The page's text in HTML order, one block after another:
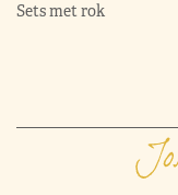
Sets met rok